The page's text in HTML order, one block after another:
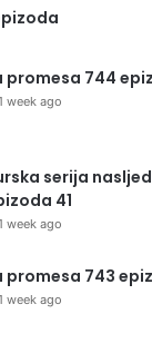
promesa 744
week ago
serija
41
week ago
promesa 743
week ago